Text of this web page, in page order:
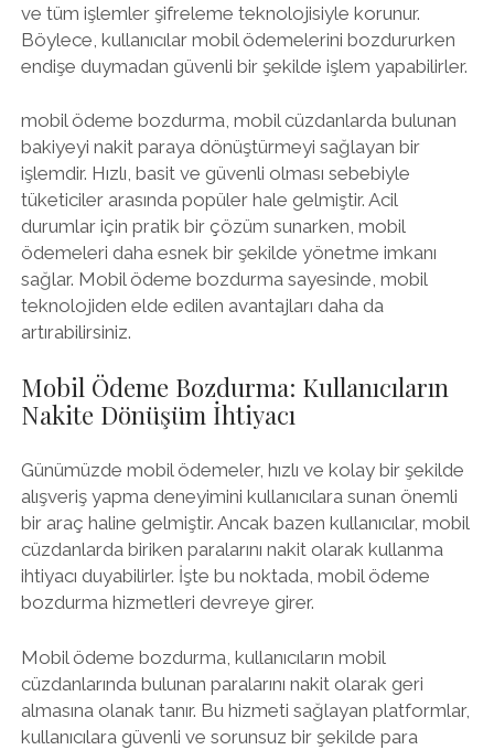
ve tüm işlemler şifreleme teknolojisiyle korunur.
Böylece, kullanıcılar mobil ödemelerini bozdururken
endişe duymadan güvenli bir şekilde işlem yapabilirler.
mobil ödeme bozdurma, mobil cüzdanlarda bulunan
bakiyeyi nakit paraya dönüştürmeyi sağlayan bir
işlemdir. Hızlı, basit ve güvenli olması sebebiyle
tüketiciler arasında popüler hale gelmiştir. Acil
durumlar için pratik bir çözüm sunarken, mobil
ödemeleri daha esnek bir şekilde yönetme imkanı
sağlar. Mobil ödeme bozdurma sayesinde, mobil
teknolojiden elde edilen avantajları daha da
artırabilirsiniz.
Mobil Ödeme Bozdurma: Kullanıcıların
Nakite Dönüşüm İhtiyacı
Günümüzde mobil ödemeler, hızlı ve kolay bir şekilde
alışveriş yapma deneyimini kullanıcılara sunan önemli
bir araç haline gelmiştir. Ancak bazen kullanıcılar, mobil
cüzdanlarda biriken paralarını nakit olarak kullanma
ihtiyacı duyabilirler. İşte bu noktada, mobil ödeme
bozdurma hizmetleri devreye girer.
Mobil ödeme bozdurma, kullanıcıların mobil
cüzdanlarında bulunan paralarını nakit olarak geri
almasına olanak tanır. Bu hizmeti sağlayan platformlar,
kullanıcılara güvenli ve sorunsuz bir şekilde para